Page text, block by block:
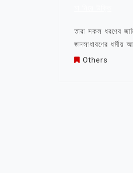
তারা সকল ধরণের
জনসাধারণের ধর্মীয়
Others